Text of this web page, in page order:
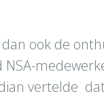
ook de
vertelde